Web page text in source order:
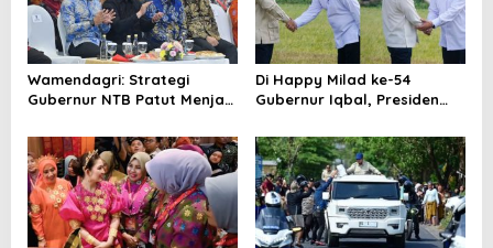
p
o
s
Wamendagri: Strategi
Gubernur NTB Patut Menjadi
Indonesia
Di Happy Milad ke-54
Gubernur Iqbal, Presiden